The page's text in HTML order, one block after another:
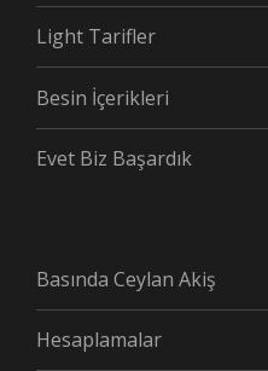
Light Tarifler
Besin İçerikleri
Evet Biz Başardık
Basında Ceylan Akiş
Hesaplamalar